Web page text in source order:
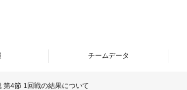
チームデータ
第4節 1回戦の結果について